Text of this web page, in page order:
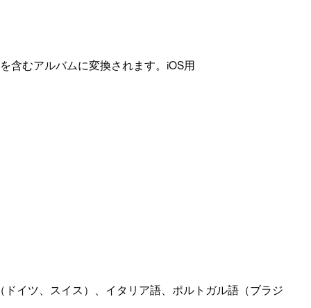
含むアルバムに変換されます。iOS用
イツ、スイス）、イタリア語、ポルトガル語（ブラジ